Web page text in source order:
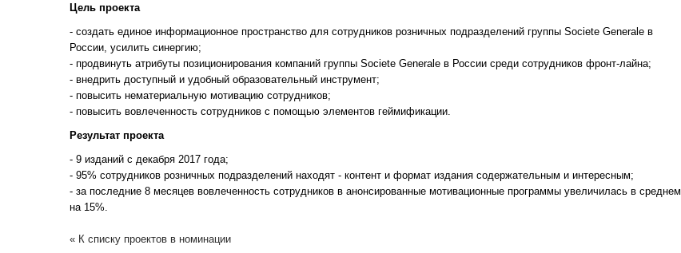
Цель проекта
- создать единое информационное пространство для сотрудников розничных подразделений группы Societe Generale в
России, усилить синергию;
- продвинуть атрибуты позиционирования компаний группы Societe Generale в России среди сотрудников фронт-лайна;
- внедрить доступный и удобный образовательный инструмент;
- повысить нематериальную мотивацию сотрудников;
- повысить вовлеченность сотрудников с помощью элементов геймификации.
Результат проекта
- 9 изданий с декабря 2017 года;
- 95% сотрудников розничных подразделений находят - контент и формат издания содержательным и интересным;
- за последние 8 месяцев вовлеченность сотрудников в анонсированные мотивационные программы увеличилась в среднем
на 15%.
« К списку проектов в номинации